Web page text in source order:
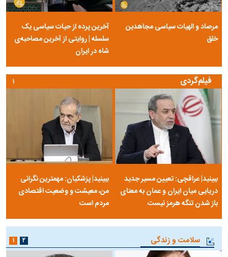
مرصاد و الهیات سیاسی مجاهدین
خلق
آخرین پرده از حیات سیاسی یک
سلسله | روایتی از آخرین مصاحبه‌ی
شاه در ایران
فیلم‌گردی
ببینید| عراقچی: تعیین مسیر جدید
دریایی میان ایران و عمان به معنای
باز شدن تنگه هرمز نیست
ببینید| پزشکیان: مهمترین نگرانی
من، معیشت و وضعیت اقتصادی
مردم است
۱
سلامت و زندگی ۱ ۲